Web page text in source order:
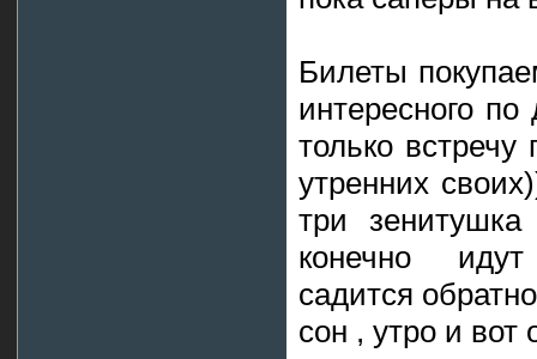
Билеты
интересного
только встречу
утренних
три
конечно
садится
сон , утро и